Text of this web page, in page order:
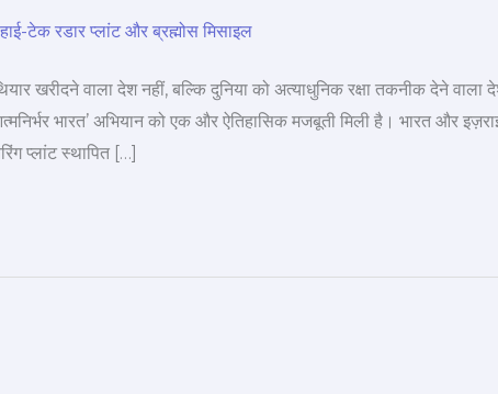
खरीदने वाला देश नहीं, बल्कि दुनिया को अत्याधुनिक रक्षा तकनीक देने
भारत’ अभियान को एक और ऐतिहासिक मजबूती मिली है। भारत और
प्लांट स्थापित […]